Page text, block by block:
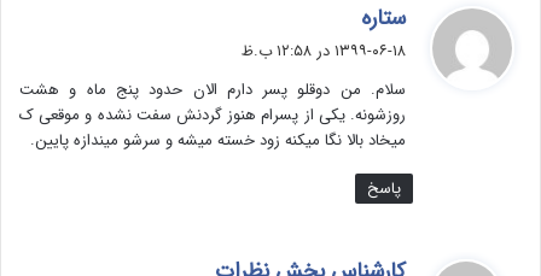
ستاره
ف
:
۱۳۹۹-۰۶-۱۸ در ۱۲:۵۸ ب.ظ
سلام. من دوقلو پسر دارم الان حدود پنج ماه و هشت
روزشونه. یکی از پسرام هنوز گردنش سفت نشده و موقعی ک
میخاد بالا نگا میکنه زود خسته میشه و سرشو میندازه پایین.
پاسخ